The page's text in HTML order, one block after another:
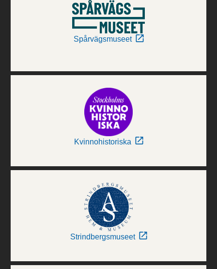
Spårvägsmuseet
Kvinnohistoriska
Strindbergsmuseet